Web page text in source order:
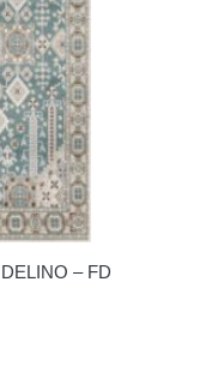
– FD